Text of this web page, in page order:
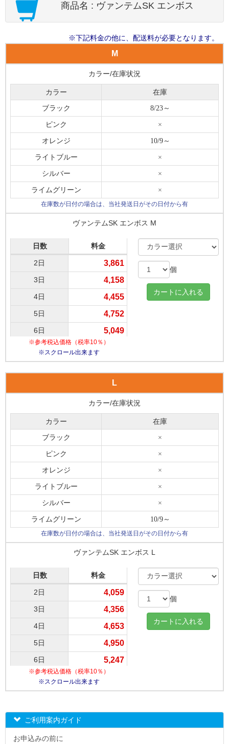
商品名 : ヴァンテムSK エンボス
※下記料金の他に、配送料が必要となります。
M
カラー/在庫状況
カラー
在庫
ブラック
8/23～
ピンク ×
オレンジ 10/9～
ライトブルー ×
シルバー ×
ライムグリーン ×
在庫数が日付の場合は、当社発送日がその日付から有
ヴァンテムSK エンボス M
日数 料金
2日 3,861
3日 4,158
4日 4,455
5日 4,752
6日 5,049
7日 5,346
8日 5,643
5,940
6,237
11日 6,435
12日 6,633
13日 6,831
15日
16日
17日
18日 7,375
7,425
7,524
7,573
7,623
7,672
7,722
26日 7,771
27日
29日
30日
※参考税込価格（税率10％）
※スクロール出来ます
個
L
カラー/在庫状況
カラー
在庫
ブラック
×
ピンク ×
オレンジ ×
ライトブルー ×
シルバー ×
ライムグリーン 10/9～
在庫数が日付の場合は、当社発送日がその日付から有
ヴァンテムSK エンボス L
日数 料金
2日 4,059
3日 4,356
4日 4,653
5日 4,950
6日 5,247
7日 5,544
8日 5,841
9日 6,138
10日 6,435
※参考税込価格（税率10％）
※スクロール出来ます
個
ご利用案内ガイド
お申込みの前に